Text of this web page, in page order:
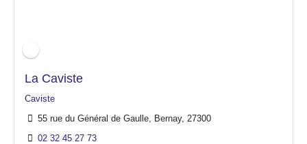
La Caviste
Caviste
55 rue du Général de Gaulle, Bernay, 27300
02 32 45 27 73